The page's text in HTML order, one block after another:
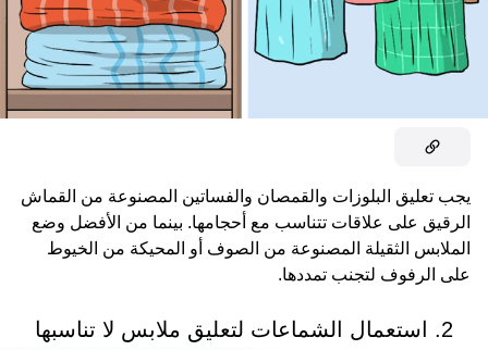
يجب تعليق البلوزات والقمصان والفساتين المصنوعة من القماش
الرقيق على علاقات تتناسب مع أحجامها. بينما من الأفضل وضع
الملابس الثقيلة المصنوعة من الصوف أو المحيكة من الخيوط
على الرفوف لتجنب تمددها.
2. استعمال الشماعات لتعليق ملابس لا تناسبها